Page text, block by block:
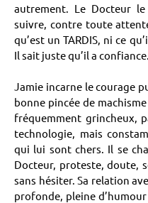
autrement. Le Docteur
suivre, contre toute
qu’est un TARDIS, ni ce
Il sait juste qu’il a confiance.
Jamie incarne le courage
bonne pincée de
fréquemment grincheux,
technologie, mais
qui lui sont chers. Il se
Docteur, proteste, doute,
sans hésiter. Sa relation
profonde, pleine